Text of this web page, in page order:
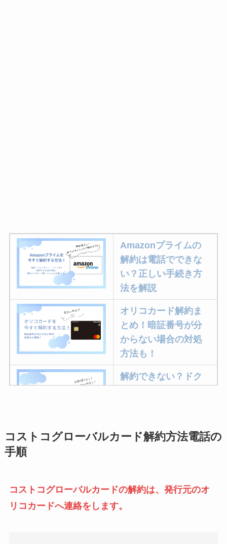
Amazonプライムの
解約は電話でできな
い？正しい手続き方
法を解説
オリコカード解約ま
とめ！暗証番号が分
からない場合の対処
方法も！
解約できない？ドク
ミュゼプラチナムの
レミノの解約方法ま
コストコグローバルカード解約方法電話の
手順
コストコグローバルカードの解約は、発行元のオ
リコカードへ連絡をします。